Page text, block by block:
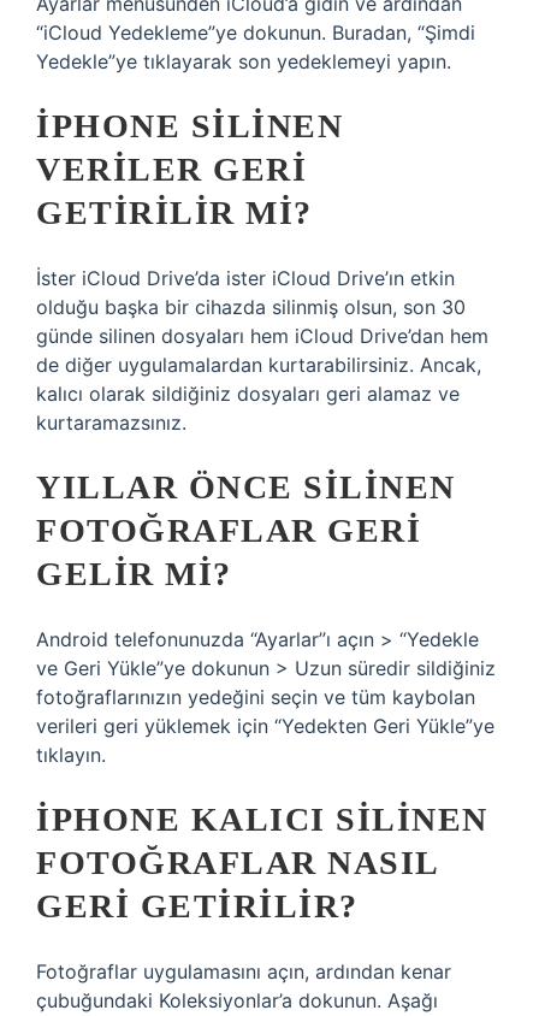
“iCloud Yedekleme”ye dokunun. Buradan, “Şimdi
Yedekle”ye tıklayarak son yedeklemeyi yapın.
IPHONE SILINEN
VERILER GERI
GETIRILIR MI?
İster iCloud Drive’da ister iCloud Drive’ın etkin
olduğu başka bir cihazda silinmiş olsun, son 30
günde silinen dosyaları hem iCloud Drive’dan hem
de diğer uygulamalardan kurtarabilirsiniz. Ancak,
kalıcı olarak sildiğiniz dosyaları geri alamaz ve
kurtaramazsınız.
YILLAR ÖNCE SILINEN
FOTOĞRAFLAR GERI
GELIR MI?
Android telefonunuzda “Ayarlar”ı açın > “Yedekle
ve Geri Yükle”ye dokunun > Uzun süredir sildiğiniz
fotoğraflarınızın yedeğini seçin ve tüm kaybolan
verileri geri yüklemek için “Yedekten Geri Yükle”ye
tıklayın.
IPHONE KALICI SILINEN
FOTOĞRAFLAR NASIL
GERI GETIRILIR?
Fotoğraflar uygulamasını açın, ardından kenar
çubuğundaki Koleksiyonlar’a dokunun. Aşağı